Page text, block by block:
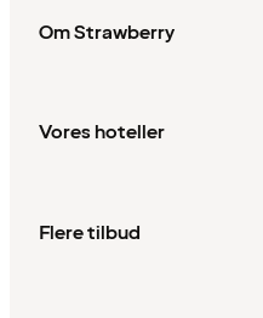
Om Strawberry
Vores hoteller
Flere tilbud